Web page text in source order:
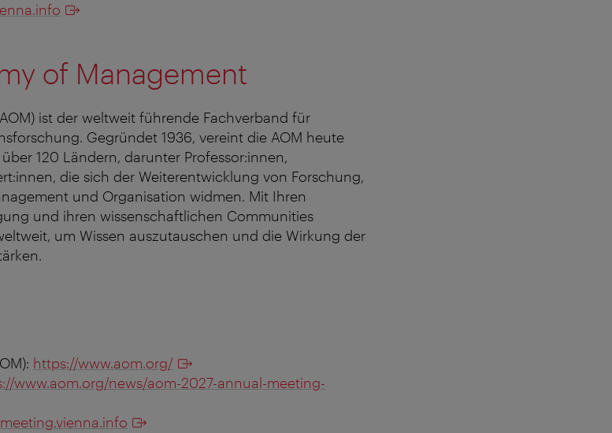
of Management
ist der weltweit führende Fachverband für
Gegründet 1936, vereint die AOM heute
120 Ländern, darunter Professor:innen,
die sich der Weiterentwicklung von Forschung,
und Organisation widmen. Mit Ihren
und ihren wissenschaftlichen Communities
um Wissen auszutauschen und die Wirkung der
https://www.aom.org/
www.aom.org/news/aom-2027-annual-meeting-
meeting.vienna.info